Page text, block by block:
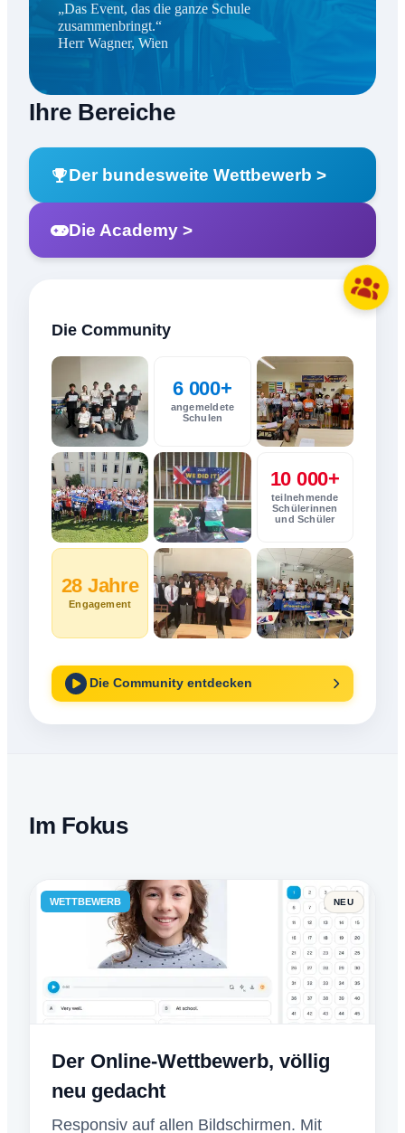
„Das Event, das die ganze Schule
zusammenbringt.“
Herr Wagner, Wien
Ihre Bereiche
Der bundesweite Wettbewerb >
Die Academy >
Die Community
6 000+
angemeldete
Schulen
10 000+
teilnehmende
Schülerinnen
und Schüler
28 Jahre
Engagement
Die Community entdecken
Im Fokus
WETTBEWERB NEU
Der Online-Wettbewerb, völlig
neu gedacht
Responsiv auf allen Bildschirmen. Mit